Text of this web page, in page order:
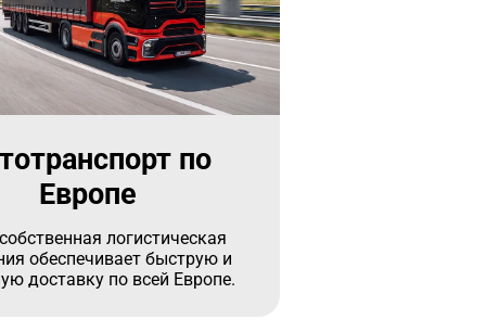
по
Европе
логистическая
обеспечивает быструю и
доставку по всей Европе.